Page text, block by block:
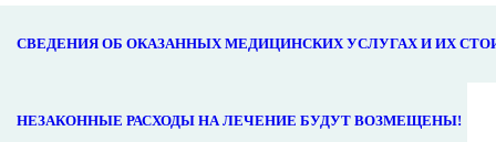
СВЕДЕНИЯ ОБ ОКАЗАННЫХ МЕДИЦИНСКИХ УСЛУГАХ И ИХ
НЕЗАКОННЫЕ РАСХОДЫ НА ЛЕЧЕНИЕ БУДУТ ВОЗМЕЩЕНЫ!